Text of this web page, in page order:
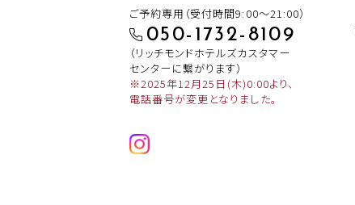
ご予約専用（受付時間9:00～21:00）
050-1732-8109
（リッチモンドホテルズカスタマー
センターに繋がります）
※2025年12月25日(木)0:00より、
電話番号が変更となりました。